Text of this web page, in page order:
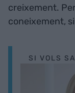
creixement.
coneixement,
SI VOLS